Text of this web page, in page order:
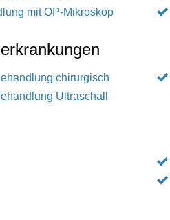
mit OP-Mikroskop
chirurgisch
Ultraschall